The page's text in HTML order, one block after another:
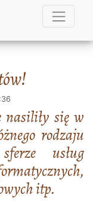
nasiliły się w
rodzaju
usług
itp.